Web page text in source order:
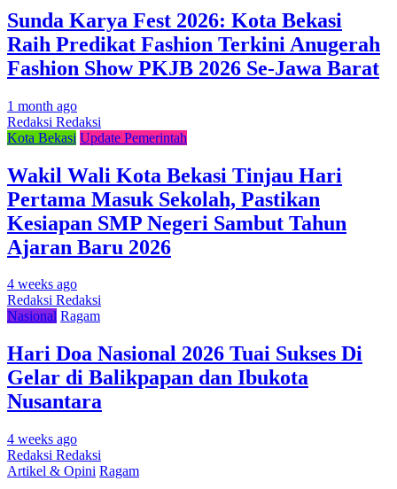
Sunda Karya Fest 2026: Kota Bekasi
Raih Predikat Fashion Terkini Anugerah
Fashion Show PKJB 2026 Se-Jawa Barat
1 month ago
Redaksi Redaksi
Kota Bekasi Update Pemerintah
Wakil Wali Kota Bekasi Tinjau Hari
Pertama Masuk Sekolah, Pastikan
Kesiapan SMP Negeri Sambut Tahun
Ajaran Baru 2026
4 weeks ago
Redaksi Redaksi
Nasional Ragam
Hari Doa Nasional 2026 Tuai Sukses Di
Gelar di Balikpapan dan Ibukota
Nusantara
4 weeks ago
Redaksi Redaksi
Artikel & Opini Ragam